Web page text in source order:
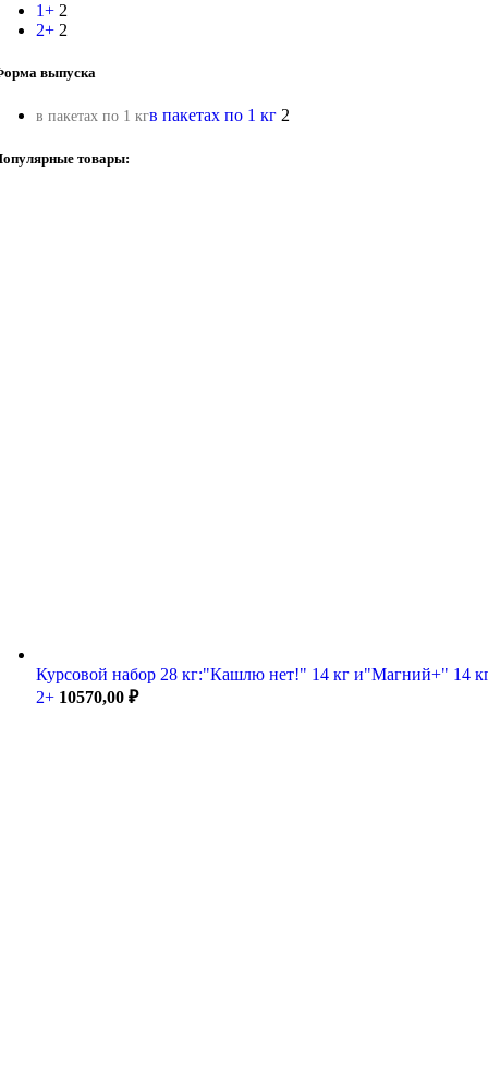
1+ 2
2+ 2
выпуска
в пакетах по 1 кгв пакетах по 1 кг 2
товары:
Курсовой набор 28 кг:"Кашлю нет!" 14 кг и"Магний+" 14
2+ 10570,00 ₽